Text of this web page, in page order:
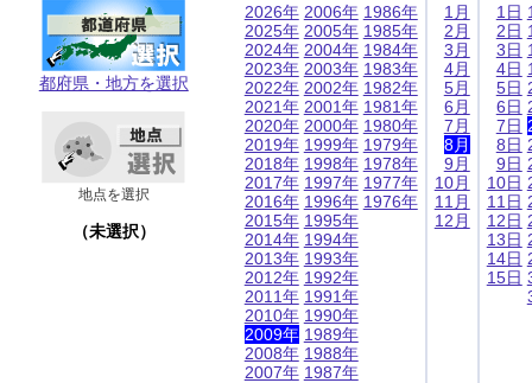
都府県・地方を選択
地点を選択
（未選択）
2026年
2025年
2024年
2023年
2022年
2021年
2020年
2019年
2018年
2017年
2016年
2015年
2014年
2013年
2012年
2011年
2010年
2009年
2008年
2007年
2006年
2005年
2004年
2003年
2002年
2001年
2000年
1999年
1998年
1997年
1996年
1995年
1994年
1993年
1992年
1991年
1990年
1989年
1988年
1987年
1986年
1985年
1984年
1983年
1982年
1981年
1980年
1979年
1978年
1977年
1976年
1月
2月
3月
4月
5月
6月
7月
8月
9月
10月
11月
12月
1日
2日
3日
4日
5日
6日
7日
8日
9日
10日
11日
12日
13日
14日
15日